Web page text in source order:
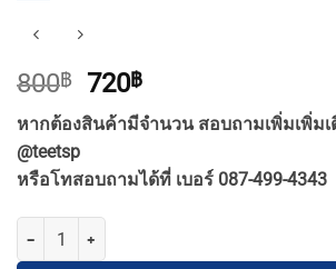
800฿
Original
price
was:
800฿.
720฿Current
price
is:
720฿.
หากต้องสินค้ามีจำนวน สอบถามเพิ่มเพิ่มเ
@teetsp
หรือโทสอบถามได้ที่ เบอร์ 087-499-4343
จำนวน TSP-SL-23-CONNECT-L-6.5W/